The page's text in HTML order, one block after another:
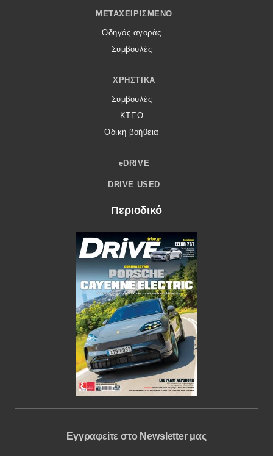
ΜΕΤΑΧΕΙΡΙΣΜΈΝΟ
Οδηγός αγοράς
Συμβουλές
ΧΡΗΣΤΙΚΆ
Συμβουλές
ΚΤΕΟ
Οδική βοήθεια
eDRIVE
DRIVE USED
Περιοδικό
Εγγραφείτε στο Newsletter μας